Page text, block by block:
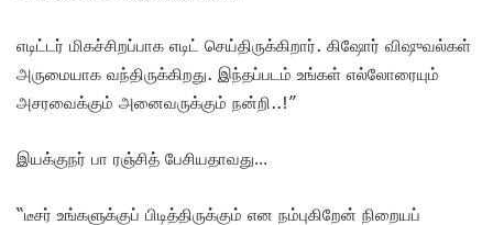
எடிட்டர் மிகச்சிறப்பாக எடிட் செய்திருக்கிறார். கிஷோர் விஷுவல்கள்
அருமையாக வந்திருக்கிறது. இந்தப்படம் உங்கள் எல்லோரையும்
அசரவைக்கும் அனைவருக்கும் நன்றி..!”
இயக்குநர் பா ரஞ்சித் பேசியதாவது…
“டீசர் உங்களுக்குப் பிடித்திருக்கும் என நம்புகிறேன் நிறையப்